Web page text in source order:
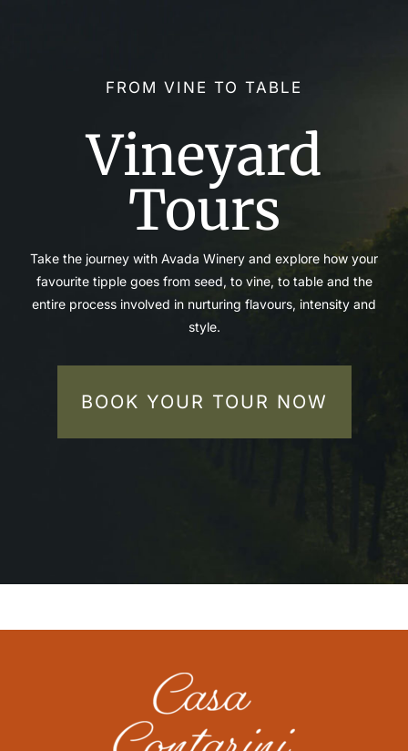
FROM VINE TO TABLE
Vineyard
Tours
Take the journey with Avada Winery and explore how your
favourite tipple goes from seed, to vine, to table and the
entire process involved in nurturing flavours, intensity and
style.
BOOK YOUR TOUR NOW